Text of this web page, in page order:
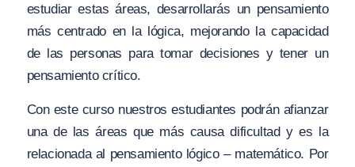
estudiar estas áreas, desarrollarás un pensamiento
más centrado en la lógica, mejorando la capacidad
de las personas para tomar decisiones y tener un
pensamiento crítico.
Con este curso nuestros estudiantes podrán afianzar
una de las áreas que más causa dificultad y es la
relacionada al pensamiento lógico – matemático. Por